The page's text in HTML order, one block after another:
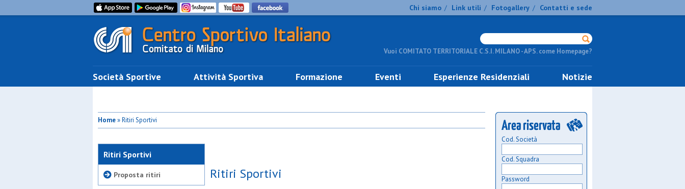
Chi siamo / Link utili / Fotogallery / Contatti e sede
Vuoi COMITATO TERRITORIALE C.S.I. MILANO - APS. come Homepage?
Società Sportive Attività Sportiva Formazione Eventi Esperienze Residenziali Notizie
Home» Ritiri Sportivi
Ritiri Sportivi
Proposta ritiri Ritiri Sportivi
Cod. Società
Cod. Squadra
Password